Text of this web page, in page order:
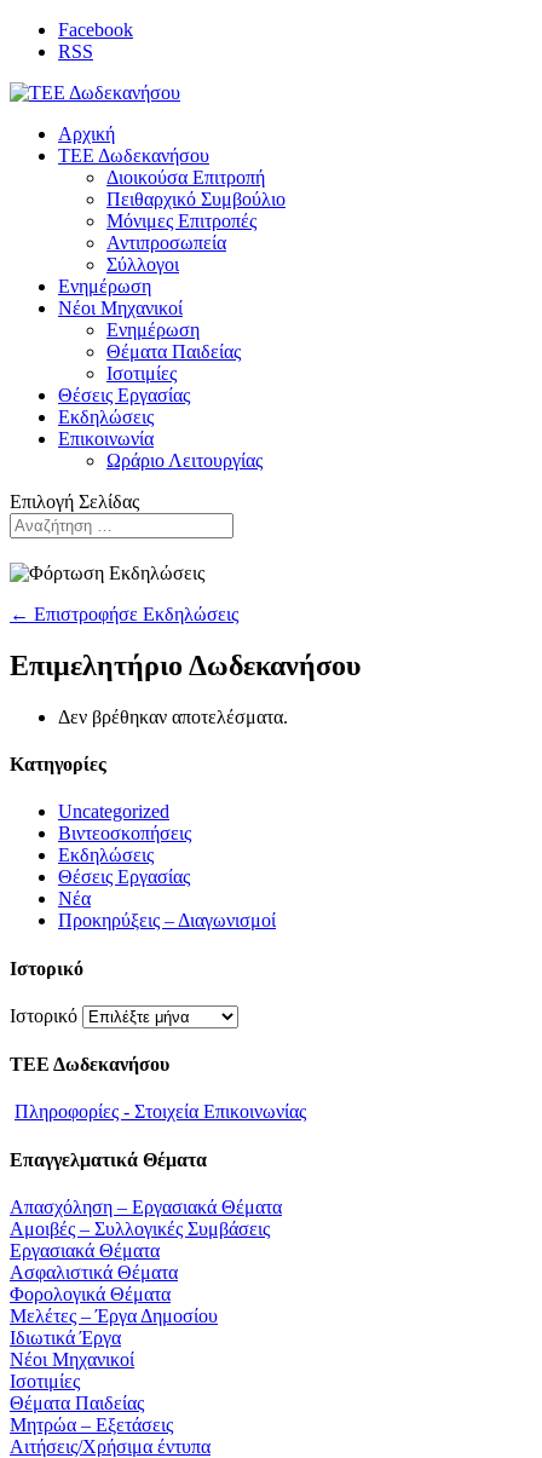
Facebook
RSS
Αρχική
ΤΕΕ Δωδεκανήσου
Διοικούσα Επιτροπή
Πειθαρχικό Συμβούλιο
Μόνιμες Επιτροπές
Αντιπροσωπεία
Σύλλογοι
Ενημέρωση
Νέοι Μηχανικοί
Ενημέρωση
Θέματα Παιδείας
Ισοτιμίες
Θέσεις Εργασίας
Εκδηλώσεις
Επικοινωνία
Ωράριο Λειτουργίας
Επιλογή Σελίδας
← Επιστροφήσε Εκδηλώσεις
Επιμελητήριο Δωδεκανήσου
Δεν βρέθηκαν αποτελέσματα.
Kατηγορίες
Uncategorized
Βιντεοσκοπήσεις
Εκδηλώσεις
Θέσεις Εργασίας
Νέα
Προκηρύξεις – Διαγωνισμοί
Ιστορικό
Ιστορικό
ΤΕΕ Δωδεκανήσου
Πληροφορίες - Στοιχεία Επικοινωνίας
Επαγγελματικά Θέματα
Απασχόληση – Εργασιακά Θέματα
Αμοιβές – Συλλογικές Συμβάσεις
Εργασιακά Θέματα
Ασφαλιστικά Θέματα
Φορολογικά Θέματα
Μελέτες – Έργα Δημοσίου
Ιδιωτικά Έργα
Νέοι Μηχανικοί
Ισοτιμίες
Θέματα Παιδείας
Μητρώα – Εξετάσεις
Αιτήσεις/Χρήσιμα έντυπα